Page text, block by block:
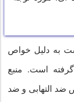
به دلیل خواص
است. منبع
ضد التهابی و ضد